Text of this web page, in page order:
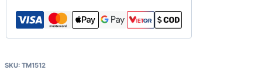
SKU: TM1512